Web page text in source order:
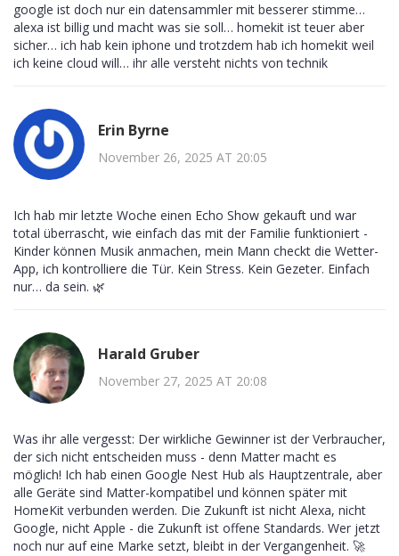
google ist doch nur ein datensammler mit besserer stimme…
alexa ist billig und macht was sie soll… homekit ist teuer aber
sicher… ich hab kein iphone und trotzdem hab ich homekit weil
ich keine cloud will… ihr alle versteht nichts von technik
Erin Byrne
November 26, 2025 AT 20:05
Ich hab mir letzte Woche einen Echo Show gekauft und war
total überrascht, wie einfach das mit der Familie funktioniert -
Kinder können Musik anmachen, mein Mann checkt die Wetter-
App, ich kontrolliere die Tür. Kein Stress. Kein Gezeter. Einfach
nur… da sein. 🌿
Harald Gruber
November 27, 2025 AT 20:08
Was ihr alle vergesst: Der wirkliche Gewinner ist der Verbraucher,
der sich nicht entscheiden muss - denn Matter macht es
möglich! Ich hab einen Google Nest Hub als Hauptzentrale, aber
alle Geräte sind Matter-kompatibel und können später mit
HomeKit verbunden werden. Die Zukunft ist nicht Alexa, nicht
Google, nicht Apple - die Zukunft ist offene Standards. Wer jetzt
noch nur auf eine Marke setzt, bleibt in der Vergangenheit. 🚀